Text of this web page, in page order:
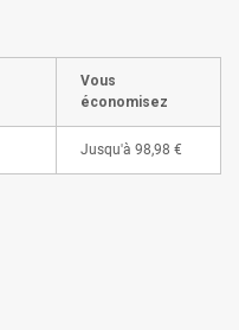
Vous
économisez
Jusqu'à 98,98 €